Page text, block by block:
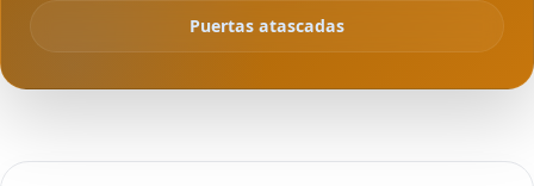
Puertas atascadas